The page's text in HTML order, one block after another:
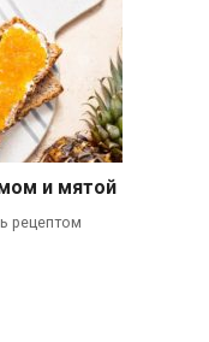
и мятой
рецептом